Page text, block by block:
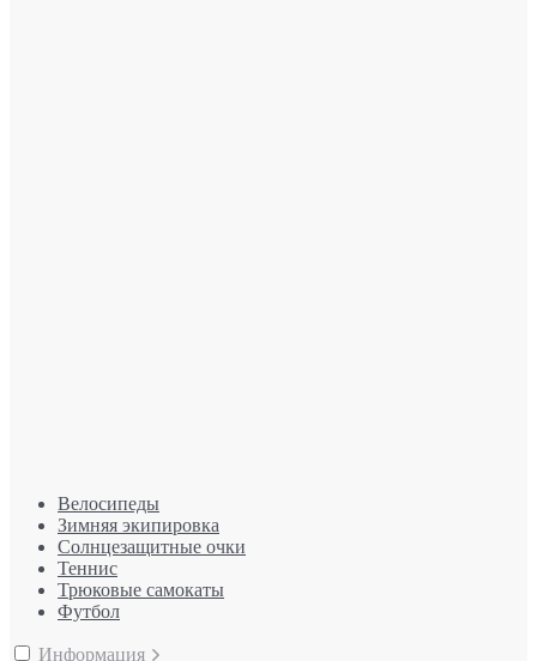
Велосипеды
Зимняя экипировка
Солнцезащитные очки
Теннис
Трюковые самокаты
Футбол
Информация